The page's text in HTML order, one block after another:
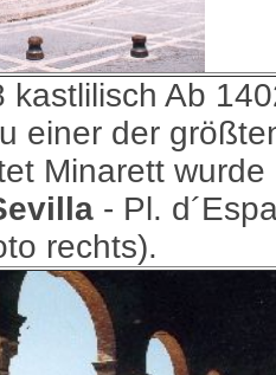
kastlilisch Ab
einer der
Minarett
- Pl.
rechts).